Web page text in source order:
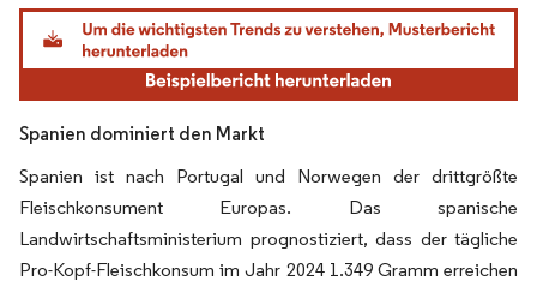
Bild © Mordor Intelligence. Wiederverwendung erfordert Namensnennung gemäß
Spanien dominiert den Markt
Spanien ist nach Portugal und Norwegen der drittgrößte
Fleischkonsument Europas. Das spanische
Landwirtschaftsministerium prognostiziert, dass der tägliche
Pro-Kopf-Fleischkonsum im Jahr 2024 1.349 Gramm erreichen